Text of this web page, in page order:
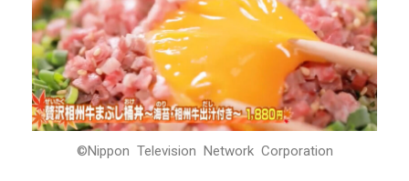
©Nippon Television Network Corporation